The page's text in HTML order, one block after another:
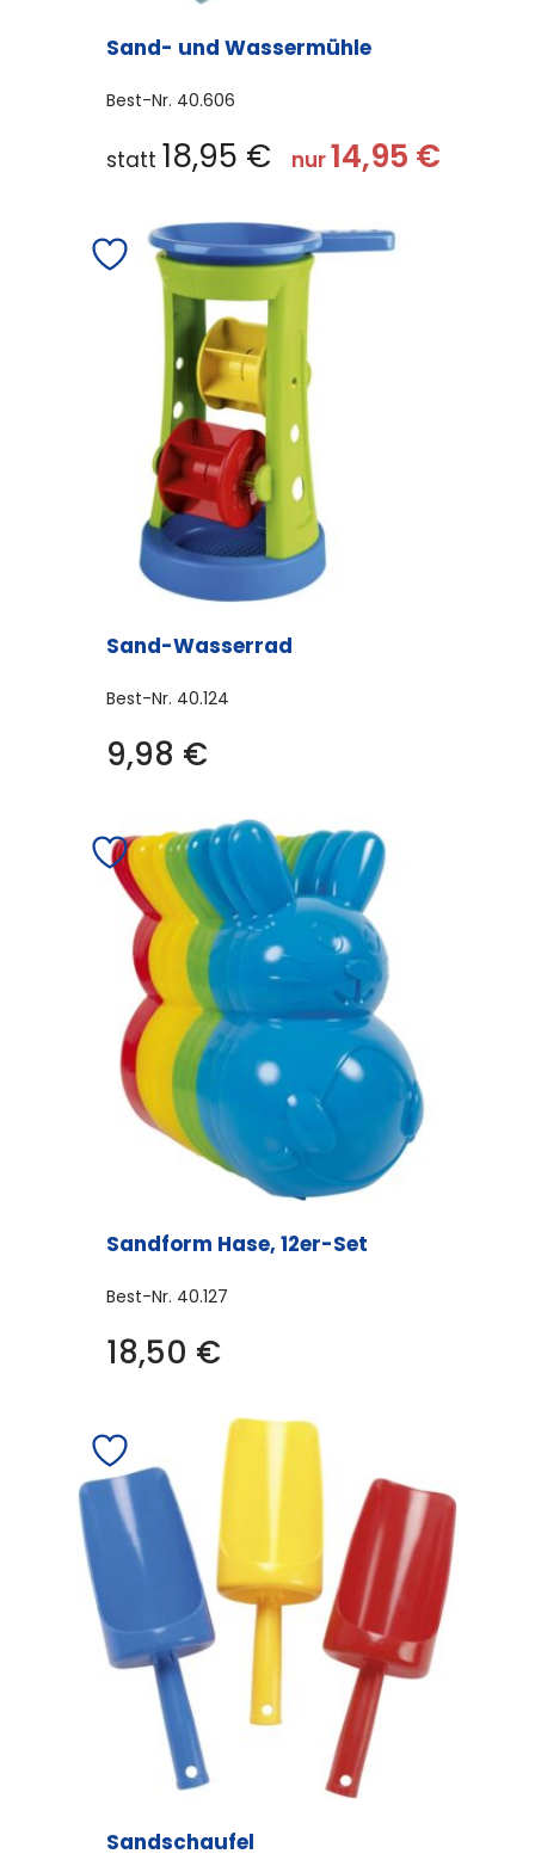
Sand- und Wassermühle
Best-Nr. 40.606
statt 18,95 € nur14,95 €
Sand-Wasserrad
Best-Nr. 40.124
9,98 €
Sandform Hase, 12er-Set
Best-Nr. 40.127
18,50 €
Sandschaufel